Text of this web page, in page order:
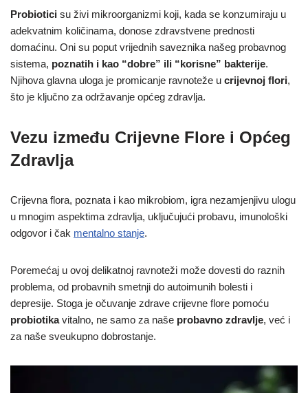
Probiotici su živi mikroorganizmi koji, kada se konzumiraju u
adekvatnim količinama, donose zdravstvene prednosti
domaćinu. Oni su poput vrijednih saveznika našeg probavnog
sistema, poznatih i kao “dobre” ili “korisne” bakterije.
Njihova glavna uloga je promicanje ravnoteže u crijevnoj flori,
što je ključno za održavanje općeg zdravlja.
Vezu između Crijevne Flore i Općeg
Zdravlja
Crijevna flora, poznata i kao mikrobiom, igra nezamjenjivu ulogu
u mnogim aspektima zdravlja, uključujući probavu, imunološki
odgovor i čak mentalno stanje.
Poremećaj u ovoj delikatnoj ravnoteži može dovesti do raznih
problema, od probavnih smetnji do autoimunih bolesti i
depresije. Stoga je očuvanje zdrave crijevne flore pomoću
probiotikavitalno, ne samo za naše probavno zdravlje, već i
za naše sveukupno dobrostanje.